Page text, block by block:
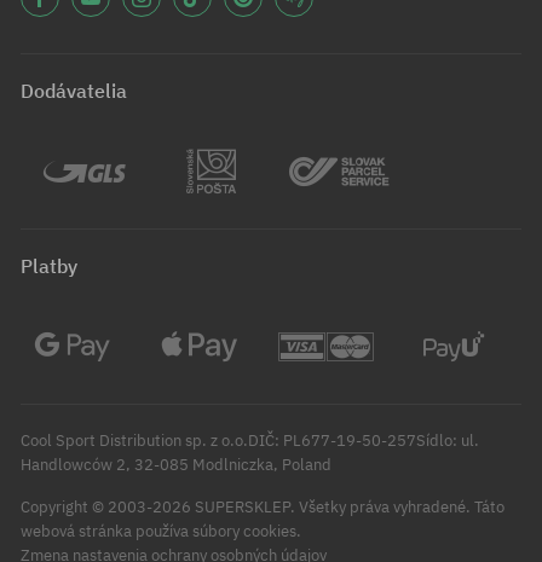
Dodávatelia
Platby
Cool Sport Distribution sp. z o.o.DIČ: PL677-19-50-257Sídlo: ul.
Handlowców 2, 32-085 Modlniczka, Poland
Copyright © 2003-2026 SUPERSKLEP. Všetky práva vyhradené. Táto
webová stránka používa súbory cookies.
Zmena nastavenia ochrany osobných údajov